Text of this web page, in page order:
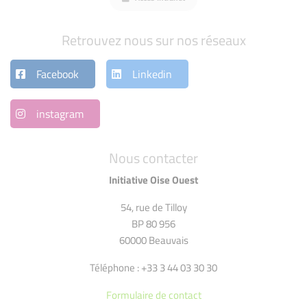
Nous contacter
Initiative Oise Ouest
54, rue de Tilloy
BP 80 956
60000 Beauvais
Téléphone : +33 3 44 03 30 30
Formulaire de contact
Retrouvez nous sur nos réseaux
Facebook Linkedin
instagram